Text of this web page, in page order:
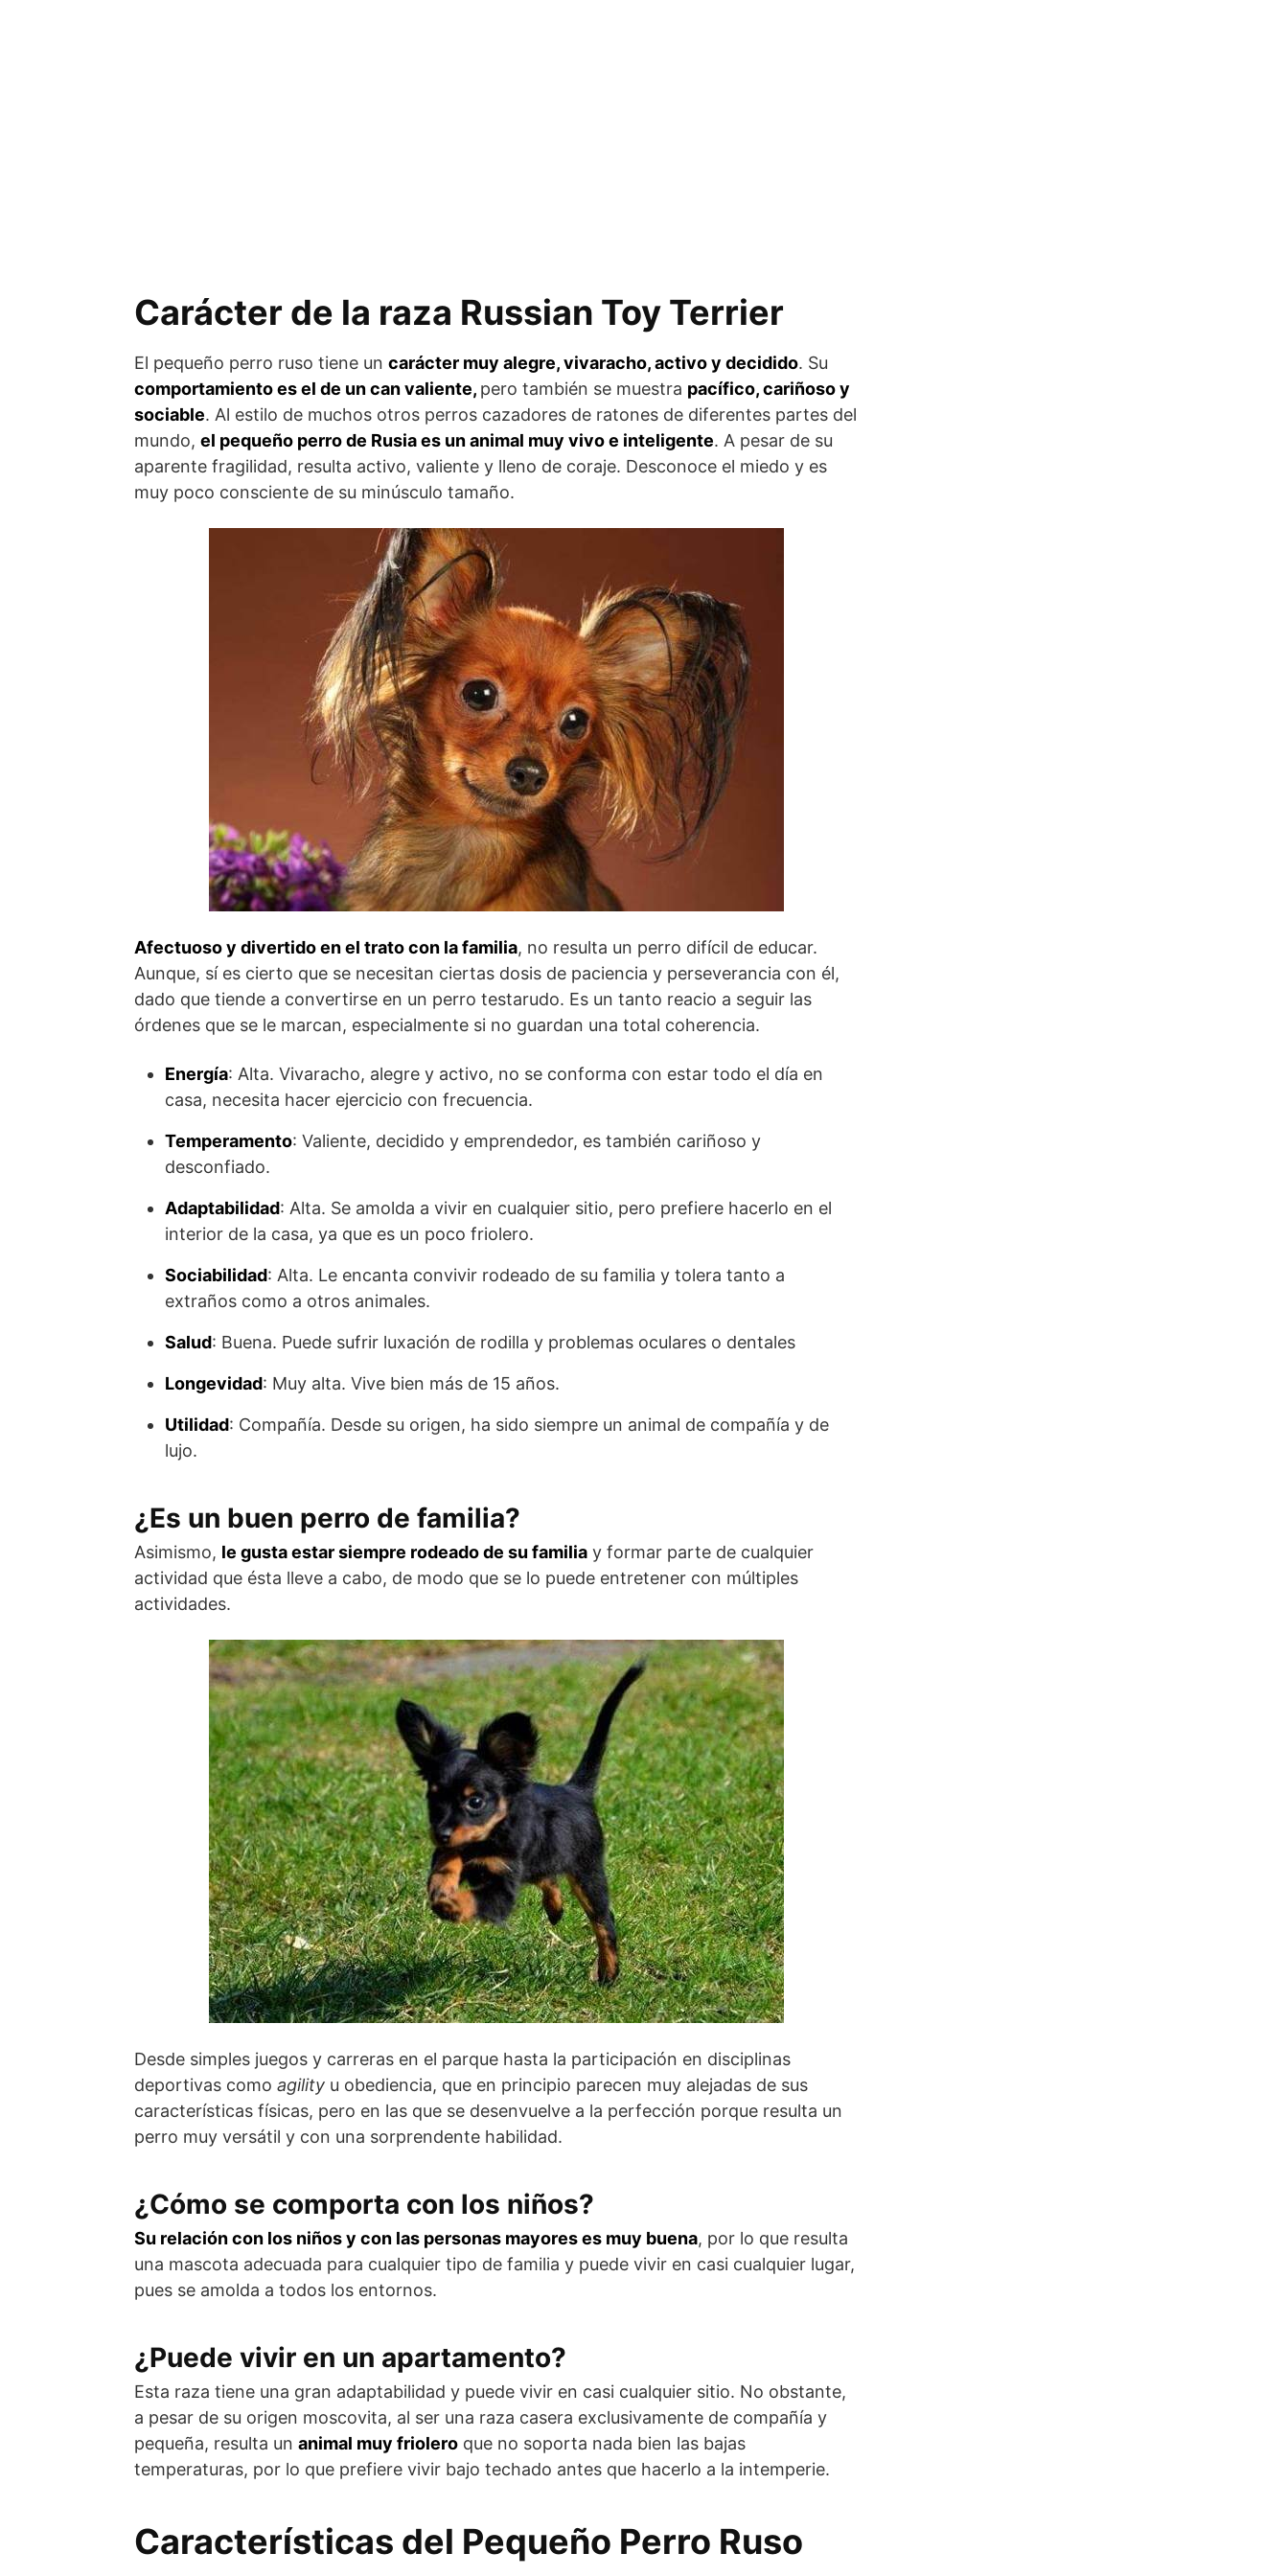
Carácter de la raza Russian Toy Terrier
El pequeño perro ruso tiene un carácter muy alegre, vivaracho, activo y decidido. Su
comportamiento es el de un can valien­te, pero también se muestra pacífico, cariñoso y
sociable. Al estilo de muchos otros perros cazadores de ratones de diferentes partes del
mundo, el pequeño perro de Rusia es un animal muy vivo e inteligente. A pesar de su
aparente fragilidad, resulta activo, valiente y lleno de coraje. Desconoce el miedo y es
muy poco consciente de su minúsculo tamaño.
Afectuoso y divertido en el trato con la familia, no resulta un perro difícil de educar.
Aunque, sí es cierto que se necesitan ciertas dosis de paciencia y perseverancia con él,
dado que tiende a convertirse en un perro testarudo. Es un tanto reacio a seguir las
órdenes que se le marcan, especialmente si no guardan una total coherencia.
Energía: Alta. Vivaracho, alegre y activo, no se conforma con estar todo el día en
casa, necesita hacer ejercicio con frecuencia.
Temperamento: Valiente, decidido y emprendedor, es también cariñoso y
desconfiado.
Adaptabilidad: Alta. Se amolda a vivir en cualquier sitio, pero prefiere hacerlo en el
interior de la casa, ya que es un poco friolero.
Sociabilidad: Alta. Le encanta convivir rodeado de su familia y tolera tanto a
extraños como a otros animales.
Salud: Buena. Puede sufrir luxación de rodilla y problemas oculares o dentales
Longevidad: Muy alta. Vive bien más de 15 años.
Utilidad: Compañía. Desde su origen, ha sido siempre un animal de compañía y de
lujo.
¿Es un buen perro de familia?
Asimismo, le gusta estar siempre rodeado de su familia y formar parte de cualquier
actividad que ésta lleve a cabo, de modo que se lo puede entretener con múltiples
actividades.
Desde simples juegos y carreras en el parque hasta la participación en disciplinas
deportivas como agility u obediencia, que en principio parecen muy alejadas de sus
características físicas, pero en las que se desenvuelve a la perfección porque resulta un
perro muy versátil y con una sorprendente habilidad.
¿Cómo se comporta con los niños?
Su relación con los niños y con las personas mayores es muy buena, por lo que resulta
una mascota adecuada para cualquier tipo de familia y puede vivir en casi cualquier lugar,
pues se amolda a todos los entornos.
¿Puede vivir en un apartamento?
Esta raza tiene una gran adaptabilidad y puede vivir en casi cualquier sitio. No obstante,
a pesar de su origen moscovita, al ser una raza casera exclusivamente de compañía y
pequeña, resulta un animal muy friolero que no soporta nada bien las bajas
temperaturas, por lo que prefiere vivir bajo techado antes que hacerlo a la intemperie.
Características del Pequeño Perro Ruso